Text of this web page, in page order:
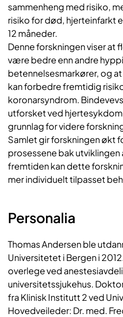
sammenheng med risiko,
risiko for død, hjerteinfarkt
12 måneder.
Denne forskningen viser at
være bedre enn andre
betennelsesmarkører, og
kan forbedre fremtidig
koronarsyndrom.
utforsket ved
grunnlag for videre
Samlet gir forskningen økt
prosessene bak utviklingen
fremtiden kan dette
mer individuelt tilpasset
Personalia
Thomas Andersen ble
Universitetet i Bergen i
overlege ved
universitetssjukehus.
fra Klinisk Institutt 2 ved
Hovedveileder: Dr. med.